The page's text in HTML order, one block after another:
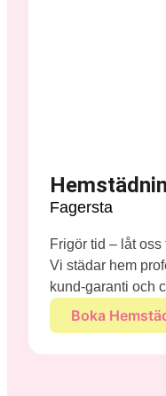
Fagersta
Frigör tid – låt
Vi städar hem
kund-garanti och
Boka